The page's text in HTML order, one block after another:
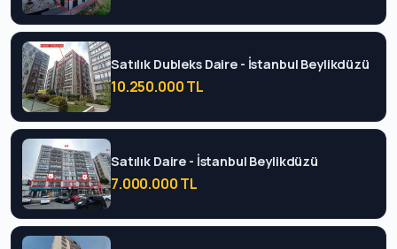
Satılık Dubleks Daire - İstanbul Beylikdüzü
10.250.000 TL
Satılık Daire - İstanbul Beylikdüzü
7.000.000 TL